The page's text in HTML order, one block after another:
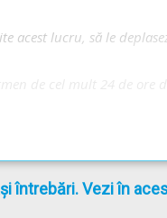
lucru, să le
a avut ca
întrebări. Vezi în